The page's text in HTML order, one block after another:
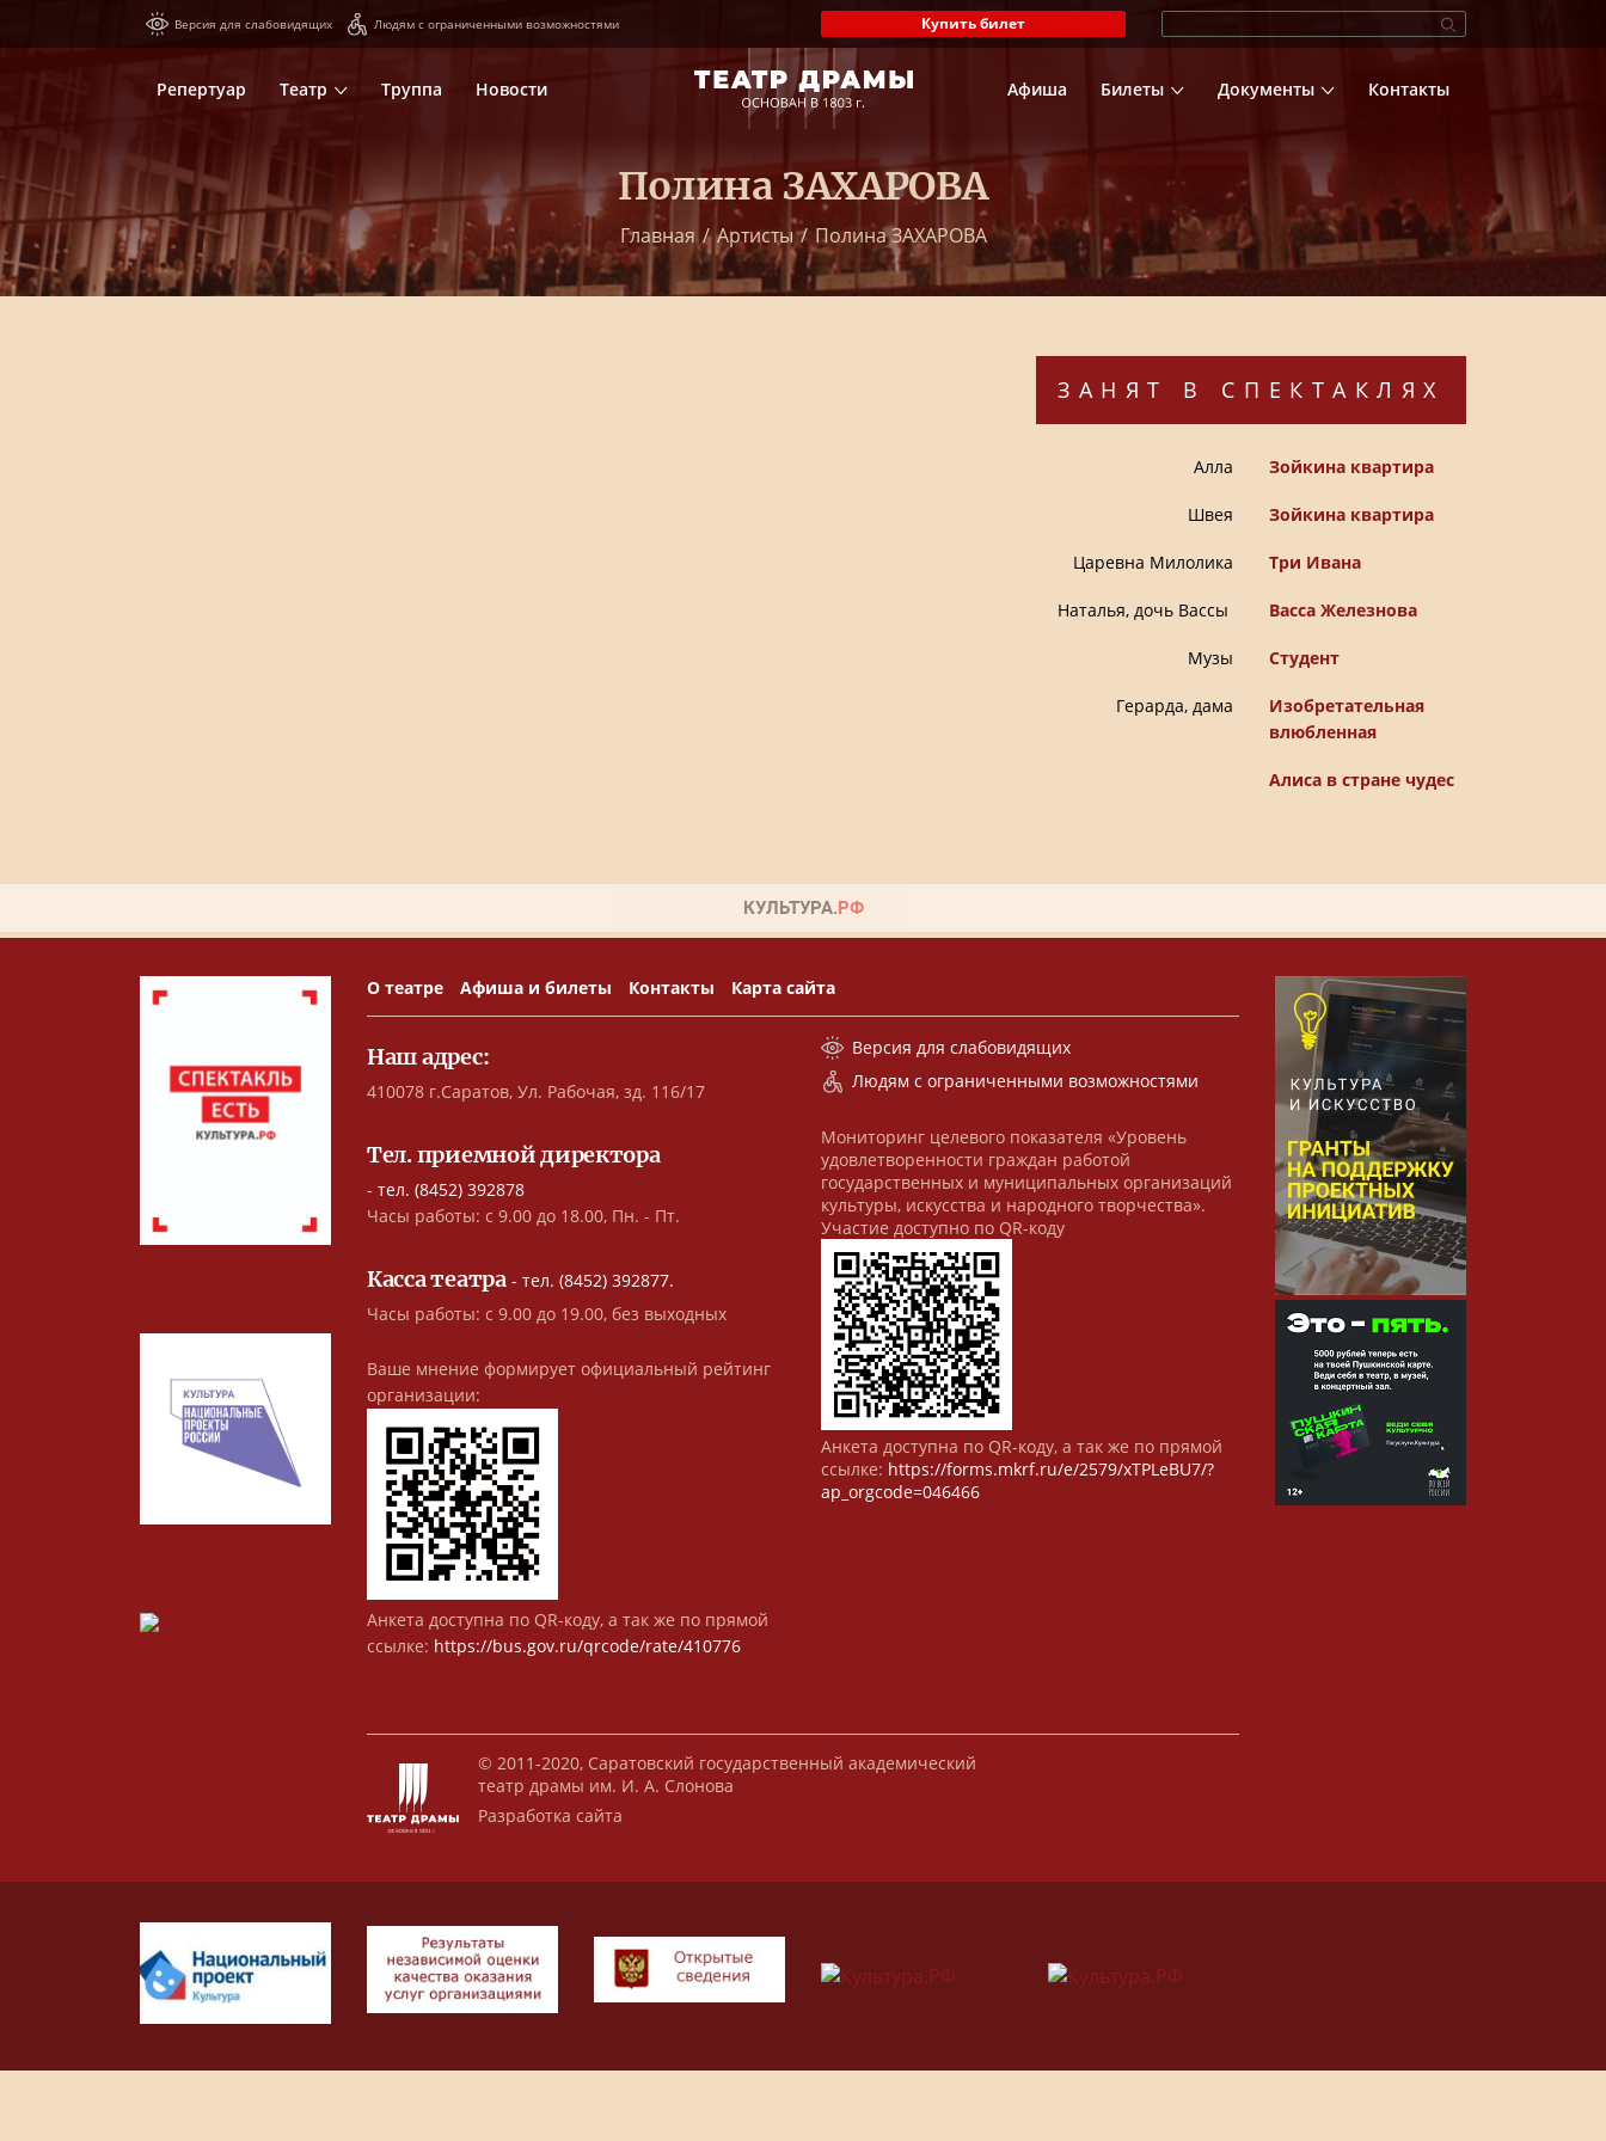
Версия для слабовидящих Людям с ограниченными возможностями Купить билет
Репертуар Театр Труппа Новости Афиша Билеты Документы Контакты
Полина ЗАХАРОВА
Главная / Артисты / Полина ЗАХАРОВА
ЗАНЯТ В СПЕКТАКЛЯХ
Алла Зойкина квартира
Швея Зойкина квартира
Царевна Милолика Три Ивана
Наталья, дочь Вассы Васса Железнова
Музы Студент
Геpapда, дама
Изобретательная
влюбленная
Алиса в стране чудес
О театре Афиша и билеты Контакты Карта сайта
Наш адрес:
410078 г.Саратов, Ул. Рабочая, зд. 116/17
Тел. приемной директора
- тел. (8452) 392878
Часы работы: с 9.00 до 18.00, Пн. - Пт.
Касса театра- тел. (8452) 392877.
Часы работы: с 9.00 до 19.00, без выходных
Ваше мнение формирует официальный рейтинг
организации:
Анкета доступна по QR-коду, а так же по прямой
ссылке: https://bus.gov.ru/qrcode/rate/410776
Версия для слабовидящих
Людям с ограниченными возможностями
Мониторинг целевого показателя «Уровень
удовлетворенности граждан работой
государственных и муниципальных организаций
культуры, искусства и народного творчества».
Участие доступно по QR-коду
Анкета доступна по QR-коду, а так же по прямой
ссылке: https://forms.mkrf.ru/e/2579/xTPLeBU7/?
ap_orgcode=046466
© 2011-2020, Саратовский государственный академический
театр драмы им. И. А. Слонова
Разработка сайта